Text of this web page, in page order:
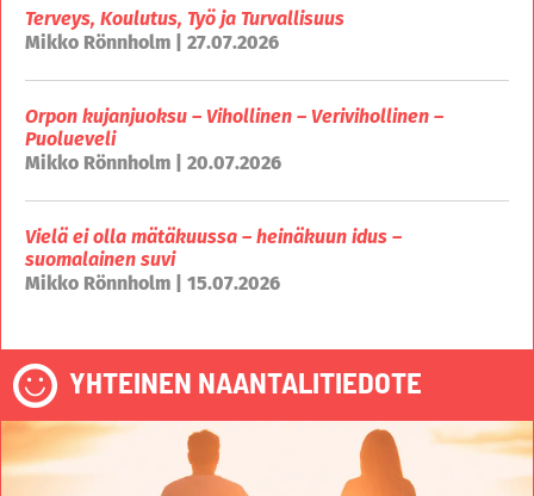
Terveys, Koulutus, Työ ja Turvallisuus
Mikko Rönnholm | 27.07.2026
Orpon kujanjuoksu – Vihollinen – Verivihollinen –
Puolueveli
Mikko Rönnholm | 20.07.2026
Vielä ei olla mätäkuussa – heinäkuun idus –
suomalainen suvi
Mikko Rönnholm | 15.07.2026
YHTEINEN NAANTALITIEDOTE